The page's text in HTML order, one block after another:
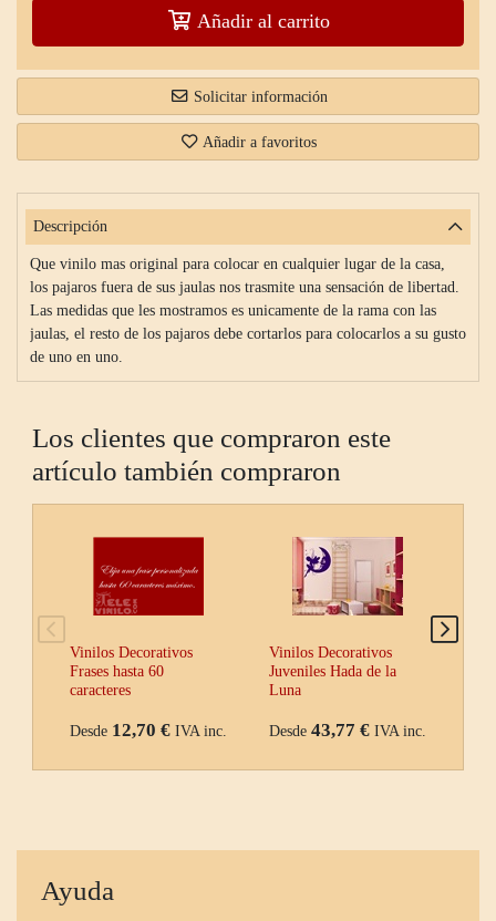
Añadir al carrito
Solicitar información
Añadir a favoritos
Descripción
Que vinilo mas original para colocar en cualquier lugar de la casa,
los pajaros fuera de sus jaulas nos trasmite una sensación de libertad.
Las medidas que les mostramos es unicamente de la rama con las
jaulas, el resto de los pajaros debe cortarlos para colocarlos a su gusto
de uno en uno.
Los clientes que compraron este
artículo también compraron
Vinilos Decorativos
Frases hasta 60
caracteres
Desde 12,70 € IVA inc.
Vinilos Decorativos
Juveniles Hada de la
Luna
Desde 43,77 € IVA inc.
Ayuda